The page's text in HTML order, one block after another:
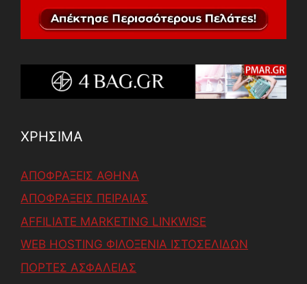
ΧΡΗΣΙΜΑ
ΑΠΟΦΡΑΞΕΙΣ ΑΘΗΝΑ
ΑΠΟΦΡΑΞΕΙΣ ΠΕΙΡΑΙΑΣ
AFFILIATE MARKETING LINKWISE
WEB HOSTING ΦΙΛΟΞΕΝΙΑ ΙΣΤΟΣΕΛΙΔΩΝ
ΠΟΡΤΕΣ ΑΣΦΑΛΕΙΑΣ